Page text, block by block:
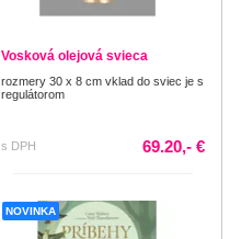
Vosková olejová svieca
rozmery 30 x 8 cm vklad do sviec je s
regulátorom
s DPH 69.20,- €
NOVINKA